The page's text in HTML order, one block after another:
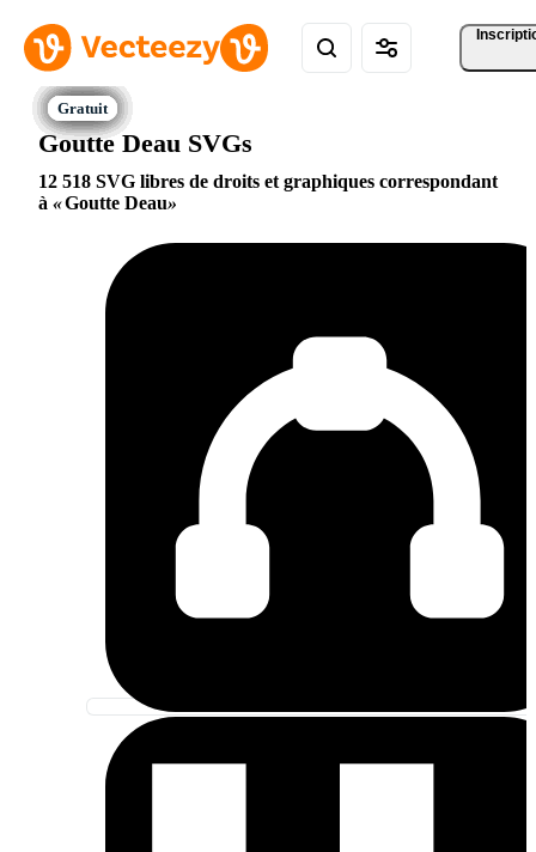
Goutte Deau SVGs
12 518 SVG libres de droits et graphiques correspondant
à
Goutte Deau